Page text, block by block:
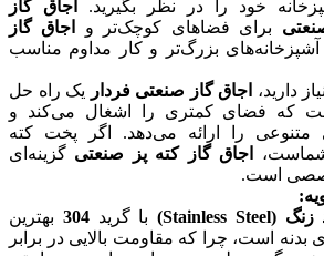
خود را در نظر بگیرید.
اجاق گاز
برای فضاهای کوچک‌تر و
اجاق گاز
آشپزخانه‌های بزرگ‌تر و کار مداوم مناسب
دارید، اجاق گاز صنعتی فردار
یک راه حل
که فضای کمتری را اشغال می‌کند و
متنوعی را ارائه می‌دهد. اگر پخت کته
اجاق گاز کته پز صنعتی گزینه‌ای
است.
زنگ (Stainless Steel
) با گرید304 بهترین
بدنه است، چرا که مقاومت بالایی در برابر